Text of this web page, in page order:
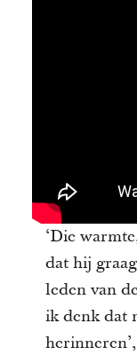
‘Die
dat hij
leden van
ik denk dat